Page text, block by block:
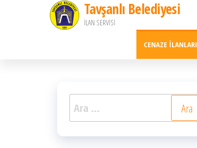
Tavşanlı Belediyesi
İLAN SERVİSİ
CENAZE İLANLARI
Arama: